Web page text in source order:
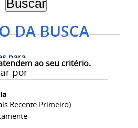
DA BUSCA
ao seu critério.
por
Recente Primeiro)
para
Way
modificação